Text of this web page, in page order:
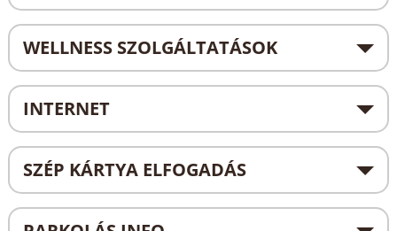
WELLNESS SZOLGÁLTATÁSOK
INTERNET
SZÉP KÁRTYA ELFOGADÁS